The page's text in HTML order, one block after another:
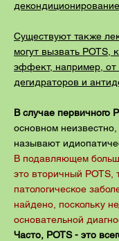
декондиционирование.
Существуют также
могут вызвать POTS,
эффект, например, от
дегидраторов и
В случае первичного
основном неизвестно,
называют
В подавляющем
это вторичный POTS,
патологическое
найдено, поскольку
основательной
Часто, POTS - это